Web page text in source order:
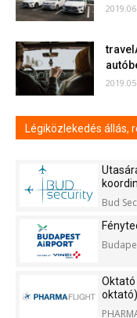
Légiközlekedés állás,
Bud
oktató)